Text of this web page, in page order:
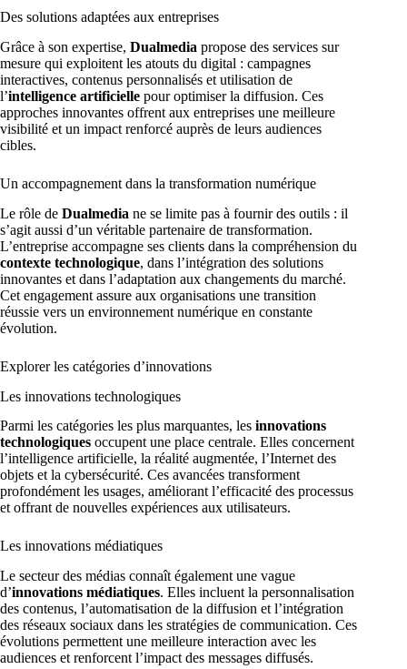
Des solutions adaptées aux entreprises
Grâce à son expertise, Dualmedia propose des services sur
mesure qui exploitent les atouts du digital : campagnes
interactives, contenus personnalisés et utilisation de
l’intelligence artificielle pour optimiser la diffusion. Ces
approches innovantes offrent aux entreprises une meilleure
visibilité et un impact renforcé auprès de leurs audiences
cibles.
Un accompagnement dans la transformation numérique
Le rôle de Dualmedia ne se limite pas à fournir des outils : il
s’agit aussi d’un véritable partenaire de transformation.
L’entreprise accompagne ses clients dans la compréhension du
contexte technologique, dans l’intégration des solutions
innovantes et dans l’adaptation aux changements du marché.
Cet engagement assure aux organisations une transition
réussie vers un environnement numérique en constante
évolution.
Explorer les catégories d’innovations
Les innovations technologiques
Parmi les catégories les plus marquantes, les innovations
technologiques occupent une place centrale. Elles concernent
l’intelligence artificielle, la réalité augmentée, l’Internet des
objets et la cybersécurité. Ces avancées transforment
profondément les usages, améliorant l’efficacité des processus
et offrant de nouvelles expériences aux utilisateurs.
Les innovations médiatiques
Le secteur des médias connaît également une vague
d’innovations médiatiques. Elles incluent la personnalisation
des contenus, l’automatisation de la diffusion et l’intégration
des réseaux sociaux dans les stratégies de communication. Ces
évolutions permettent une meilleure interaction avec les
audiences et renforcent l’impact des messages diffusés.